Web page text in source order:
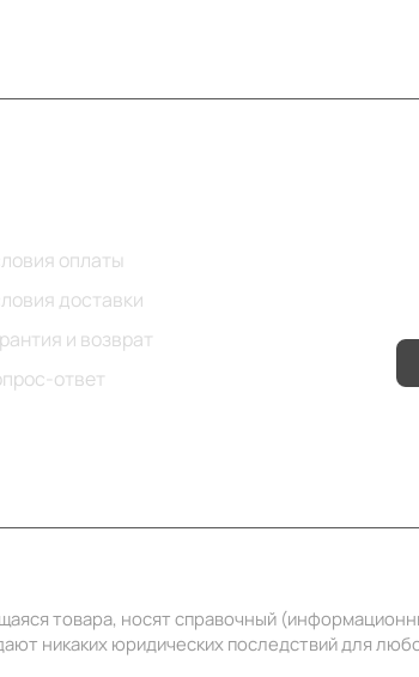
оплаты
доставки
и возврат
ответ
товара, носят справочный
никаких юридических последствий для